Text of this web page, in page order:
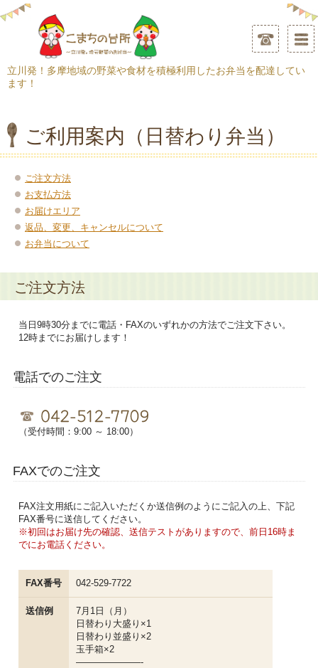
立川発！多摩地域の野菜や食材を積極利用したお弁当を配達してい
ます！
ご利用案内（日替わり弁当）
ご注文方法
お支払方法
お届けエリア
返品、変更、キャンセルについて
お弁当について
ご注文方法
当日9時30分までに電話・FAXのいずれかの方法でご注文下さい。
12時までにお届けします！
電話でのご注文
（受付時間：9:00 ～ 18:00）
FAXでのご注文
FAX注文用紙にご記入いただくか送信例のようにご記入の上、下記
FAX番号に送信してください。
※初回はお届け先の確認、送信テストがありますので、前日16時ま
でにお電話ください。
FAX番号 042-529-7722
送信例
7月1日（月）
日替わり大盛り×1
日替わり並盛り×2
玉手箱×2
———————-